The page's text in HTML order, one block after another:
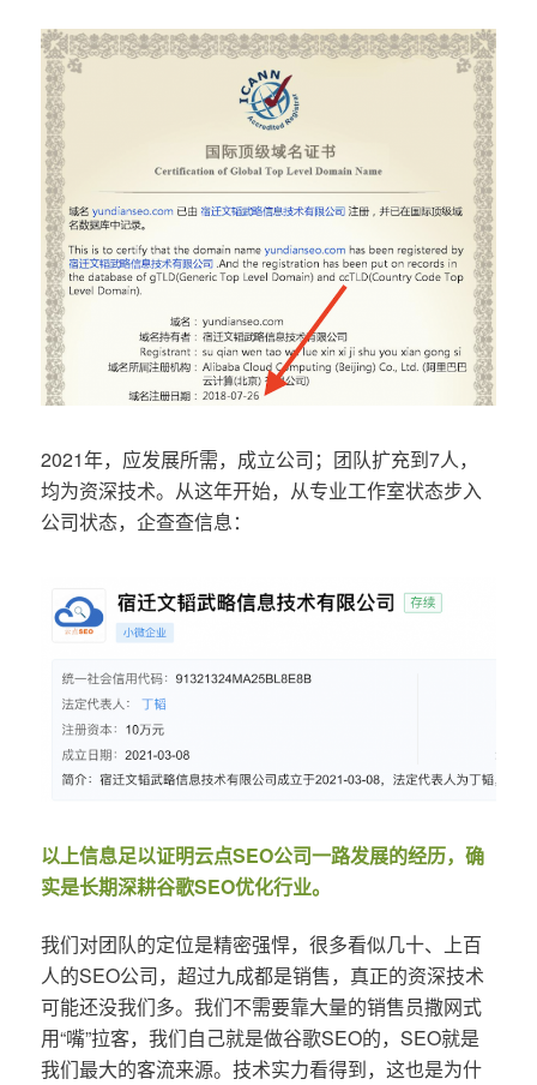
2021年，应发展所需，成立公司；团队扩充到7人，
均为资深技术。从这年开始，从专业工作室状态步入
公司状态，企查查信息：
以上信息足以证明云点SEO公司一路发展的经历，确
实是长期深耕谷歌SEO优化行业。
我们对团队的定位是精密强悍，很多看似几十、上百
人的SEO公司，超过九成都是销售，真正的资深技术
可能还没我们多。我们不需要靠大量的销售员撒网式
用“嘴”拉客，我们自己就是做谷歌SEO的，SEO就是
我们最大的客流来源。技术实力看得到，这也是为什